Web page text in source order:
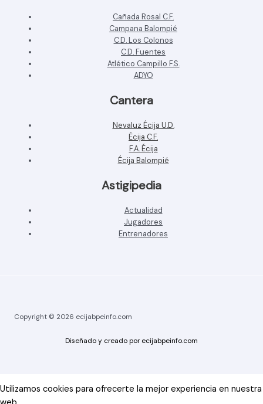
Cañada Rosal C.F.
Campana Balompié
C.D. Los Colonos
C.D. Fuentes
Atlético Campillo F.S.
ADYO
Cantera
Nevaluz Écija U.D.
Écija C.F.
F.A. Écija
Écija Balompié
Astigipedia
Actualidad
Jugadores
Entrenadores
Copyright © 2026 ecijabpeinfo.com
Diseñado y creado por ecijabpeinfo.com
Utilizamos cookies para ofrecerte la mejor experiencia en nuestra